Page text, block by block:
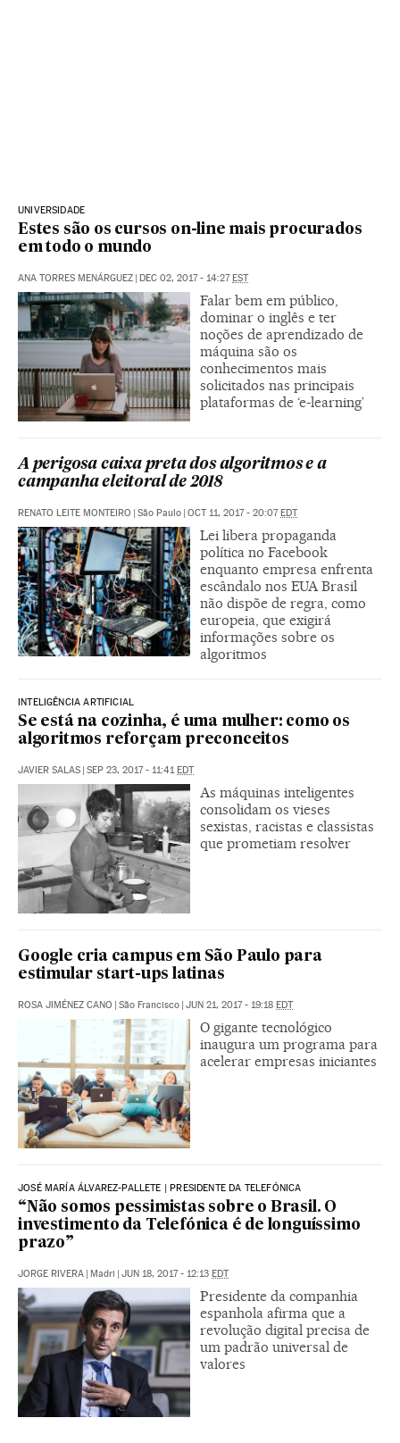
UNIVERSIDADE
Estes são os cursos on-line mais procurados
em todo o mundo
ANA TORRES MENÁRGUEZ | DEC 02, 2017 - 14:27EST
Falar bem em público,
dominar o inglês e ter
noções de aprendizado de
máquina são os
conhecimentos mais
solicitados nas principais
plataformas de ‘e-learning’
A perigosa caixa preta dos algoritmos e a
campanha eleitoral de 2018
RENATO LEITE MONTEIRO | São Paulo | OCT 11, 2017 - 20:07EDT
Lei libera propaganda
política no Facebook
enquanto empresa enfrenta
escândalo nos EUA Brasil
não dispõe de regra, como
europeia, que exigirá
informações sobre os
algoritmos
INTELIGÊNCIA ARTIFICIAL
Se está na cozinha, é uma mulher: como os
algoritmos reforçam preconceitos
JAVIER SALAS | SEP 23, 2017 - 11:41 EDT
As máquinas inteligentes
consolidam os vieses
sexistas, racistas e classistas
que prometiam resolver
Google cria campus em São Paulo para
estimular start-ups latinas
ROSA JIMÉNEZ CANO | São Francisco | JUN 21, 2017 - 19:18 EDT
O gigante tecnológico
inaugura um programa para
acelerar empresas iniciantes
JOSÉ MARÍA ÁLVAREZ-PALLETE | PRESIDENTE DA TELEFÓNICA
“Não somos pessimistas sobre o Brasil. O
investimento da Telefónica é de longuíssimo
prazo”
JORGE RIVERA | Madri | JUN 18, 2017 - 12:13 EDT
Presidente da companhia
espanhola afirma que a
revolução digital precisa de
um padrão universal de
valores